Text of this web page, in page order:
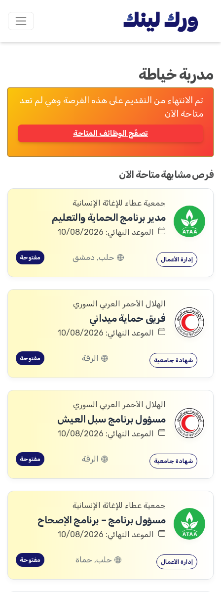
مدربة خياطة
تم الانتهاء من التقديم على هذه الفرصة وهي لم تعد
متاحة الآن
تصفّح الوظائف المتاحة
فرص مشابهة متاحة الآن
جمعية عطاء للإغاثة الإنسانية
مدير برنامج الحماية والتعليم
الموعد النهائي: 10/08/2026
إدارة الأعمال حلب, دمشق مفتوحة
الهلال الأحمر العربي السوري
فريق حماية ميداني
الموعد النهائي: 10/08/2026
شهادة جامعية الرقة مفتوحة
الهلال الأحمر العربي السوري
مسؤول برنامج سبل العيش
الموعد النهائي: 10/08/2026
شهادة جامعية الرقة مفتوحة
جمعية عطاء للإغاثة الإنسانية
مسؤول برنامج – برنامج الإصحاح
الموعد النهائي: 10/08/2026
إدارة الأعمال حلب, حماة مفتوحة